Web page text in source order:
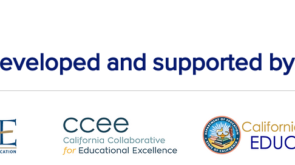
and supported by